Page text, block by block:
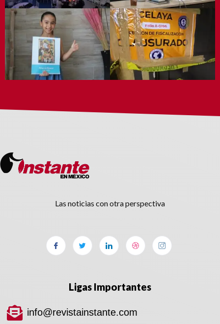
Las noticias con otra perspectiva
Ligas Importantes
info@revistainstante.com